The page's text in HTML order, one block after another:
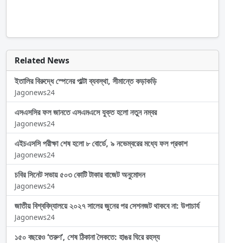
Related News
ইতালির বিরুদ্ধে স্পেনের পাল্টা ব্যবস্থা, সীমান্তে কড়াকড়ি
Jagonews24
এসএসসির ফল জানতে এসএমএসে যুক্ত হলো নতুন নম্বর
Jagonews24
এইচএসসি পরীক্ষা শেষ হলো ৮ বোর্ডে, ৯ নভেম্বরের মধ্যে ফল প্রকাশ
Jagonews24
চবির সিনেট সভায় ৫০৩ কোটি টাকার বাজেট অনুমোদন
Jagonews24
জাতীয় বিশ্ববিদ্যালয়ে ২০২৭ সালের জুনের পর সেশনজট থাকবে না: উপাচার্য
Jagonews24
১৫০ বছরেও ‘তরুণ’, শেষ ঠিকানা সৈকতে: হাঙর ঘিরে রহস্য